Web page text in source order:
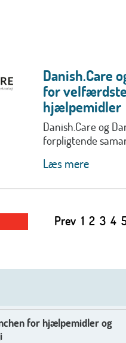
Danish.Care
for
hjælpemidler
Danish.Care og
forpligtende
Læs mere
Prev 1 2 3 4
for hjælpemidler og